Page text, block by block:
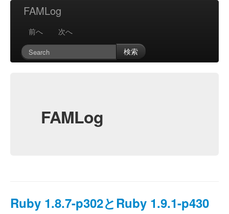
FAMLog
前へ
次へ
検索
FAMLog
Ruby 1.8.7-p302とRuby 1.9.1-p430